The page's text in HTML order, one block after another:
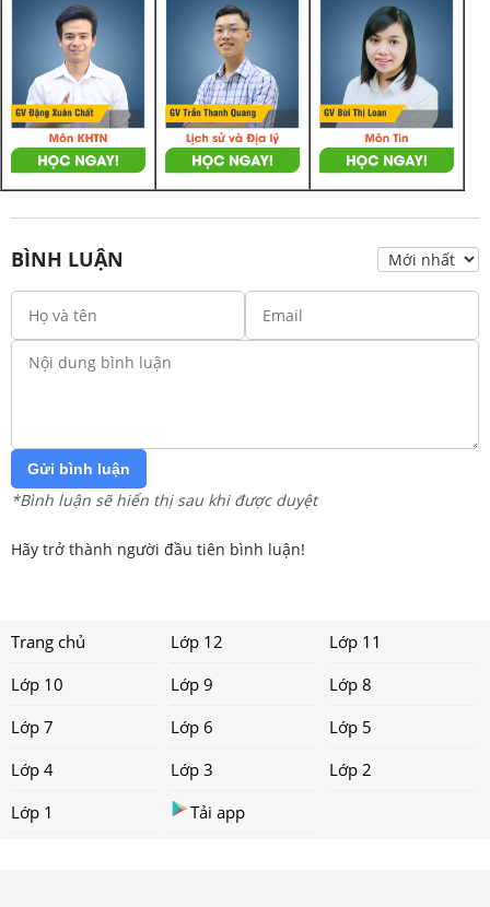
BÌNH LUẬN
Gửi bình luận
*Bình luận sẽ hiển thị sau khi được duyệt
Hãy trở thành người đầu tiên bình luận!
Trang chủ Lớp 12
Lớp 11
Lớp 10
Lớp 9
Lớp 8
Lớp 7
Lớp 6
Lớp 5
Lớp 4
Lớp 3
Lớp 2
Lớp 1
Tải app